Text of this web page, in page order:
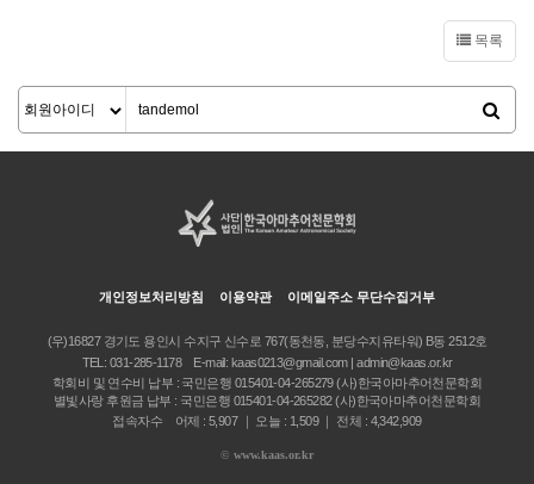
목록
개인정보처리방침 이용약관 이메일주소 무단수집거부
(우)16827 경기도 용인시 수지구 신수로 767(동천동, 분당수지유타워) B동 2512호
TEL: 031-285-1178 E-mail: kaas0213@gmail.com | admin@kaas.or.kr
학회비 및 연수비 납부 : 국민은행 015401-04-265279 (사)한국아마추어천문학회
별빛사랑 후원금 납부 : 국민은행 015401-04-265282 (사)한국아마추어천문학회
접속자수 어제 : 5,907 ｜ 오늘 : 1,509 ｜ 전체 : 4,342,909
© www.kaas.or.kr